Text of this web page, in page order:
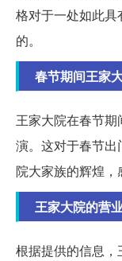
格对于一处如此
的。
春节期间王家
王家大院在春节
演。这对于春节
院大家族的辉煌，
王家大院的营
根据提供的信息，